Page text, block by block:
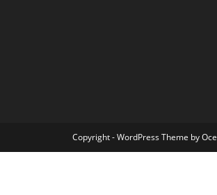
Copyright - WordPress Theme by